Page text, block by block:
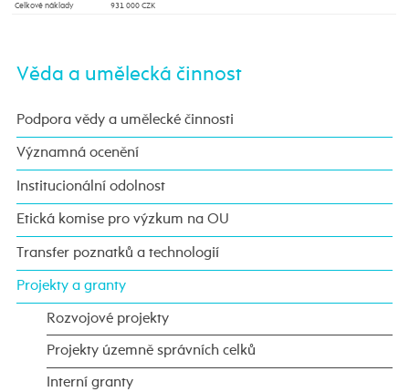
Celkové náklady
931 000 CZK
Věda a umělecká činnost
Podpora vědy a umělecké činnosti
Významná ocenění
Institucionální odolnost
Etická komise pro výzkum na OU
Transfer poznatků a technologií
Projekty a granty
Rozvojové projekty
Projekty územně správních celků
Interní granty